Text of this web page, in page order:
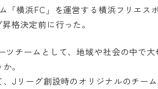
「横浜FC」を運営する横浜フリエス
格決定前に行った。
ツチームとして、地域や社会の中で
。
Jリーグ創設時のオリジナルのチー